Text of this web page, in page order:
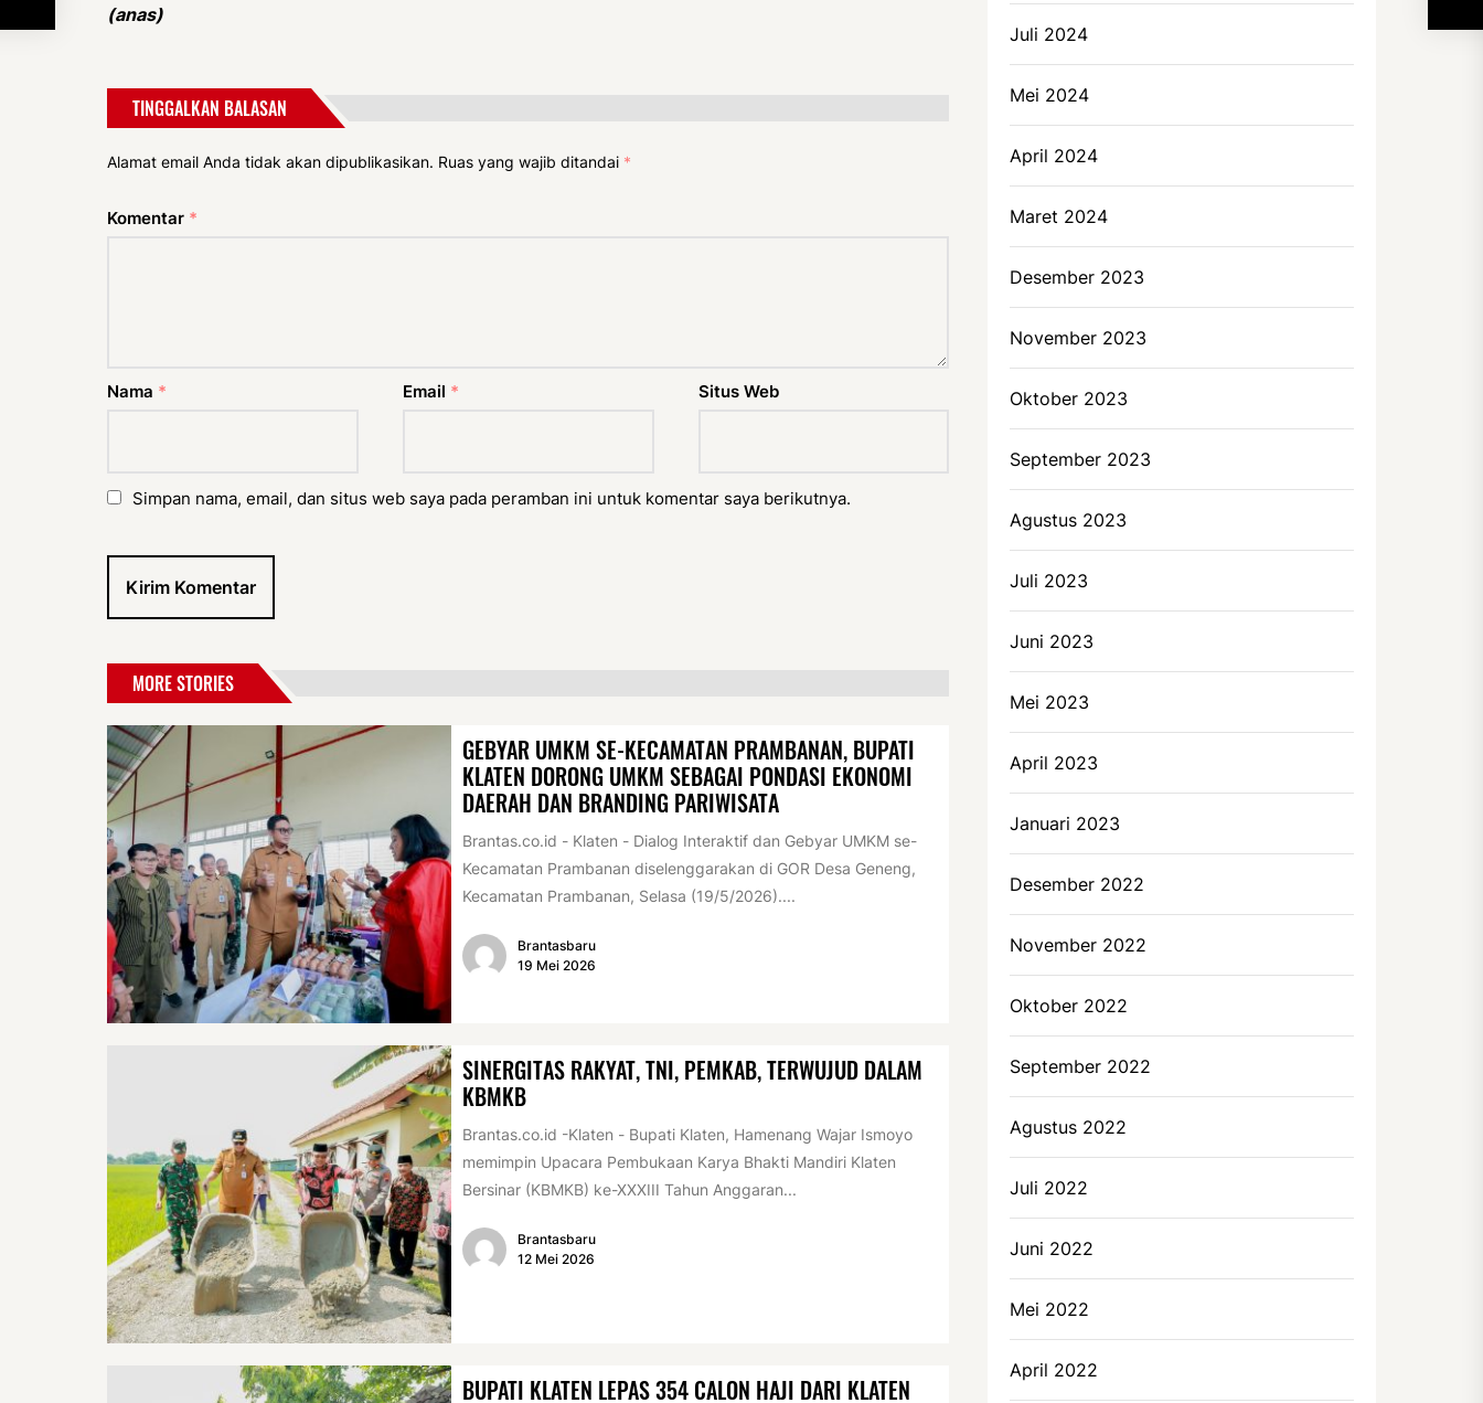
(anas)
TINGGALKAN BALASAN
Alamat email Anda tidak akan dipublikasikan. Ruas yang wajib ditandai *
Komentar *
Nama * Email * Situs Web
Simpan nama, email, dan situs web saya pada peramban ini untuk komentar saya berikutnya.
MORE STORIES
GEBYAR UMKM SE-KECAMATAN PRAMBANAN, BUPATI
KLATEN DORONG UMKM SEBAGAI PONDASI EKONOMI
DAERAH DAN BRANDING PARIWISATA
Brantas.co.id - Klaten - Dialog Interaktif dan Gebyar UMKM se-
Kecamatan Prambanan diselenggarakan di GOR Desa Geneng,
Kecamatan Prambanan, Selasa (19/5/2026)....
Brantasbaru
19 Mei 2026
SINERGITAS RAKYAT, TNI, PEMKAB, TERWUJUD DALAM
KBMKB
Brantas.co.id -Klaten - Bupati Klaten, Hamenang Wajar Ismoyo
memimpin Upacara Pembukaan Karya Bhakti Mandiri Klaten
Bersinar (KBMKB) ke-XXXIII Tahun Anggaran...
Brantasbaru
12 Mei 2026
BUPATI KLATEN LEPAS 354 CALON HAJI DARI KLATEN
Juli 2024
Mei 2024
April 2024
Maret 2024
Desember 2023
November 2023
Oktober 2023
September 2023
Agustus 2023
Juli 2023
Juni 2023
Mei 2023
April 2023
Januari 2023
Desember 2022
November 2022
Oktober 2022
September 2022
Agustus 2022
Juli 2022
Juni 2022
Mei 2022
April 2022